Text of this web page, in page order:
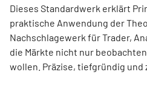
Dieses Standardwerk erklärt
praktische Anwendung der
Nachschlagewerk für Trader,
die Märkte nicht nur
wollen. Präzise, tiefgründig und